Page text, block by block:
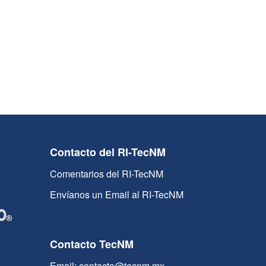
Contacto del RI-TecNM
Comentarios del RI-TecNM
Envíanos un Email al RI-TecNM
Contacto TecNM